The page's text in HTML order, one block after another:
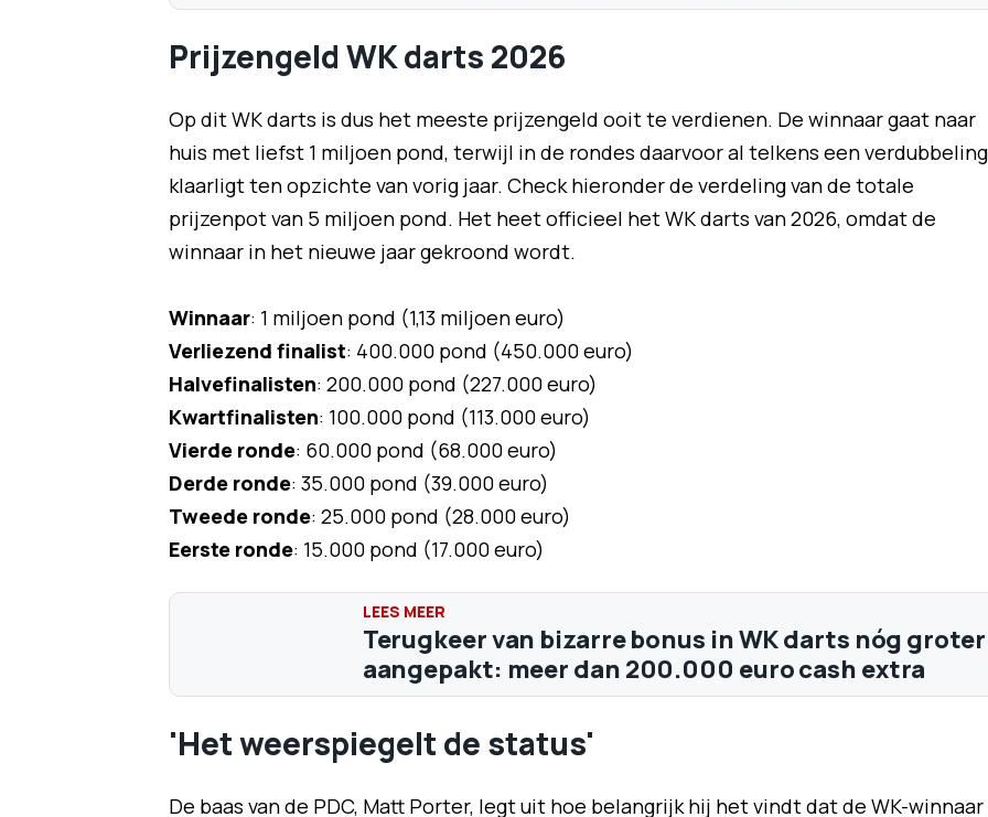
Prijzengeld WK darts 2026
Op dit WK darts is dus het meeste prijzengeld ooit te verdienen. De winnaar gaat naar
huis met liefst 1 miljoen pond, terwijl in de rondes daarvoor al telkens een verdubbeling
klaarligt ten opzichte van vorig jaar. Check hieronder de verdeling van de totale
prijzenpot van 5 miljoen pond. Het heet officieel het WK darts van 2026, omdat de
winnaar in het nieuwe jaar gekroond wordt.
Winnaar: 1 miljoen pond (1,13 miljoen euro)
Verliezend finalist: 400.000 pond (450.000 euro)
Halvefinalisten: 200.000 pond (227.000 euro)
Kwartfinalisten: 100.000 pond (113.000 euro)
Vierde ronde: 60.000 pond (68.000 euro)
Derde ronde: 35.000 pond (39.000 euro)
Tweede ronde: 25.000 pond (28.000 euro)
Eerste ronde: 15.000 pond (17.000 euro)
Terugkeer van bizarre bonus in WK darts nóg groter
aangepakt: meer dan 200.000 euro cash extra
'Het weerspiegelt de status'
De baas van de PDC, Matt Porter, legt uit hoe belangrijk hij het vindt dat de WK-winnaar